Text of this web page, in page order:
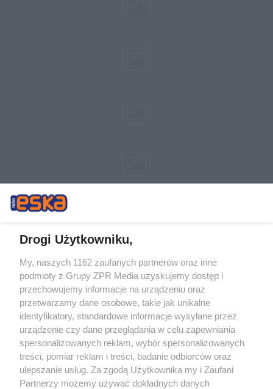
Żaden utwór zamieszczony w serwisie nie może być powielany i
rozpowszechniany lub dalej rozpowszechniany w jakikolwiek sposób (w
tym także elektroniczny lub mechaniczny) na jakimkolwiek polu
eksploatacji w jakiejkolwiek formie, włącznie z umieszczaniem w
Internecie bez pisemnej zgody właściciela praw. Jakiekolwiek użycie lub
wykorzystanie utworów w całości lub w części z naruszeniem prawa,
tzn. bez właściwej zgody, jest zabronione pod groźbą kary i może być
ścigane prawnie.
Drogi Użytkowniku,
My, naszych 1162 zaufanych partnerów oraz inne
podmioty z Grupy ZPR Media uzyskujemy dostęp i
przechowujemy informacje na urządzeniu oraz
przetwarzamy dane osobowe, takie jak unikalne
identyfikatory, standardowe informacje wysyłane przez
urządzenie czy dane przeglądania w celu zapewniania
spersonalizowanych reklam, wybór spersonalizowanych
treści, pomiar reklam i treści, badanie odbiorców oraz
ulepszanie usług. Za zgodą Użytkownika my i Zaufani
Partnerzy możemy używać dokładnych danych